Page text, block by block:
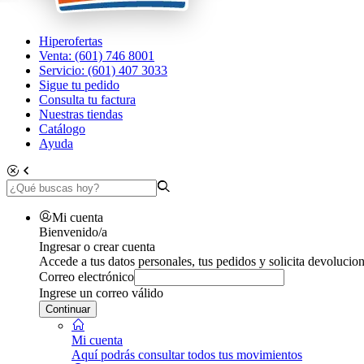
Hiperofertas
Venta: (601) 746 8001
Servicio: (601) 407 3033
Sigue tu pedido
Consulta tu factura
Nuestras tiendas
Catálogo
Ayuda
Mi cuenta
Bienvenido/a
Ingresar o crear cuenta
Accede a tus datos personales, tus pedidos y solicita
Correo electrónico
Ingrese un correo válido
Continuar
Mi cuenta
Aquí podrás consultar todos tus movimientos